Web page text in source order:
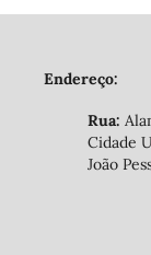
Endereço:
Rua:
Cidade
João